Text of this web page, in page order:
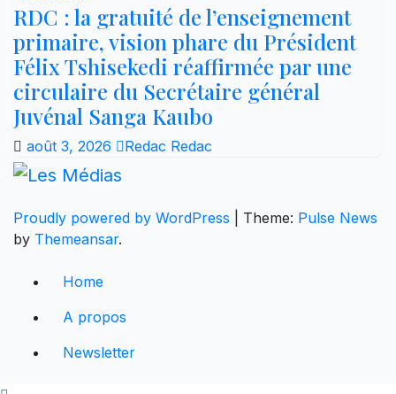
RDC : la gratuité de l’enseignement
primaire, vision phare du Président
Félix Tshisekedi réaffirmée par une
circulaire du Secrétaire général
Juvénal Sanga Kaubo
août 3, 2026 Redac Redac
Proudly powered by WordPress Theme: Pulse News
by Themeansar.
Home
A propos
Newsletter